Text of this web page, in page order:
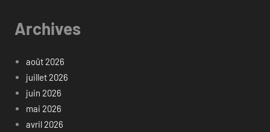
Archives
août 2026
juillet 2026
juin 2026
mai 2026
avril 2026